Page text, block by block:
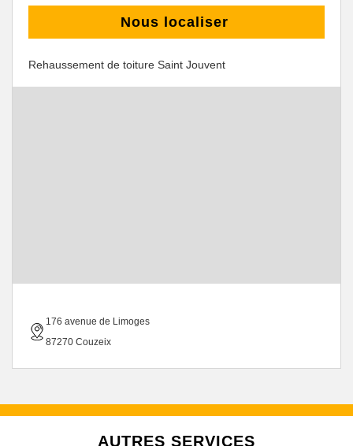
Nous localiser
Rehaussement de toiture Saint Jouvent
176 avenue de Limoges
87270 Couzeix
AUTRES SERVICES